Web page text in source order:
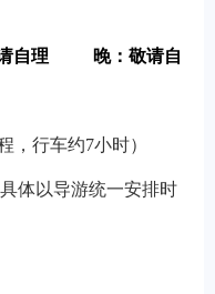
请自理 晚：敬请自
，行车约7小时）
体以导游统一安排时